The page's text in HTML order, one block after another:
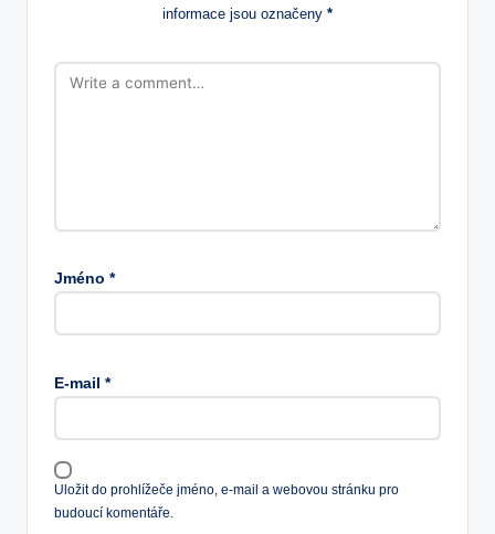
informace jsou označeny *
Jméno *
E-mail *
Uložit do prohlížeče jméno, e-mail a webovou stránku pro
budoucí komentáře.